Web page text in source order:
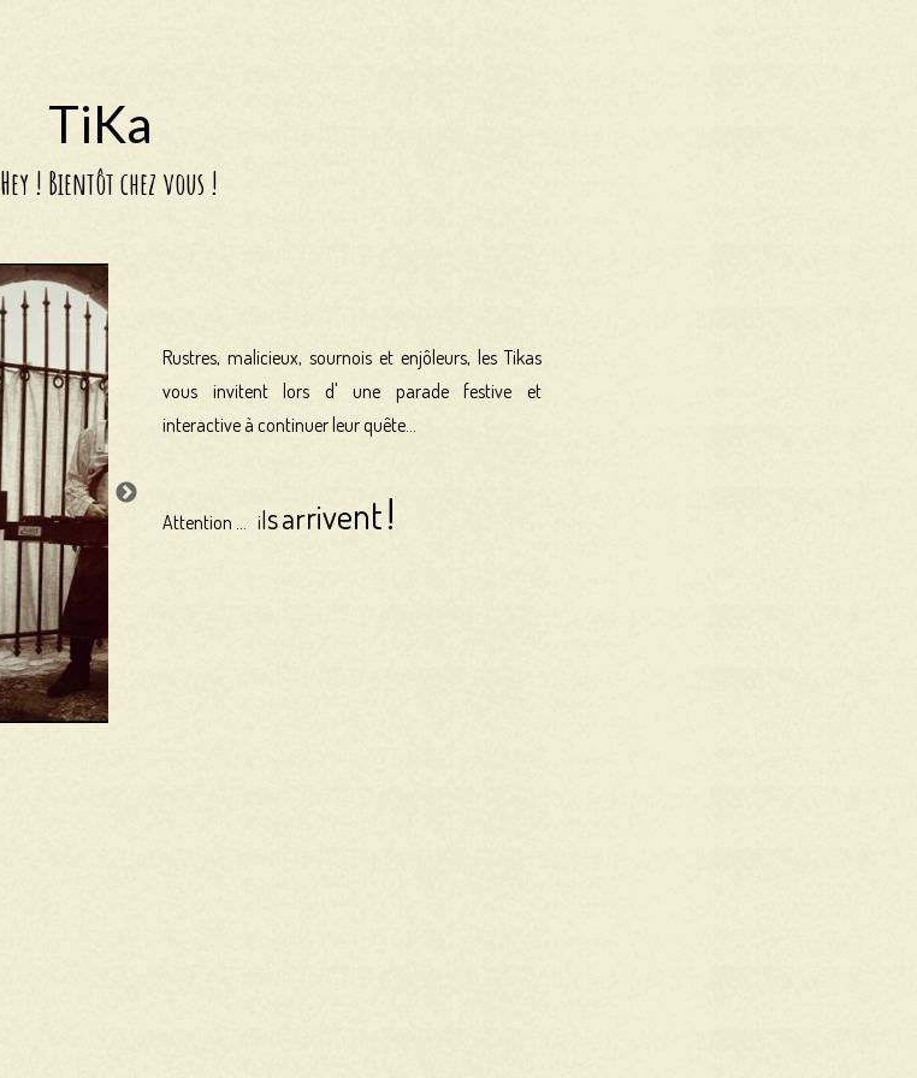
TiKa
Hey ! Bientôt chez vous !
Rustres, malicieux, sournois et enjôleurs, les Tikas
vous invitent lors d' une parade festive et
interactive à continuer leur quête...
Attention ... ilsarrivent!